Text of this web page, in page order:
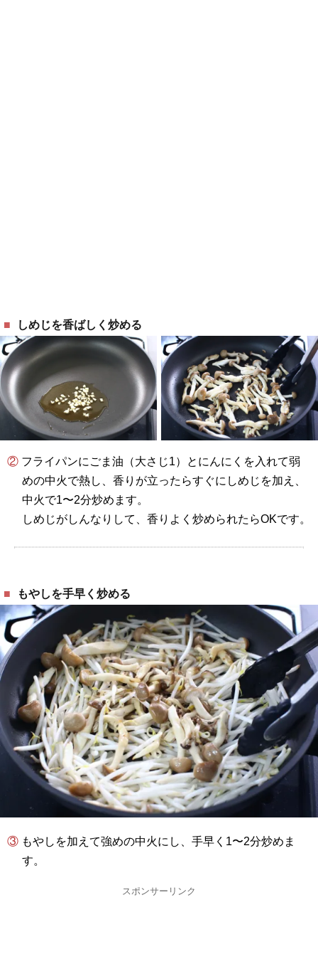
しめじを香ばしく炒める
② フライパンにごま油（大さじ1）とにんにくを入れて弱
めの中火で熱し、香りが立ったらすぐにしめじを加え、
中火で1〜2分炒めます。
しめじがしんなりして、香りよく炒められたらOKです。
もやしを手早く炒める
③ もやしを加えて強めの中火にし、手早く1〜2分炒めま
す。
スポンサーリンク